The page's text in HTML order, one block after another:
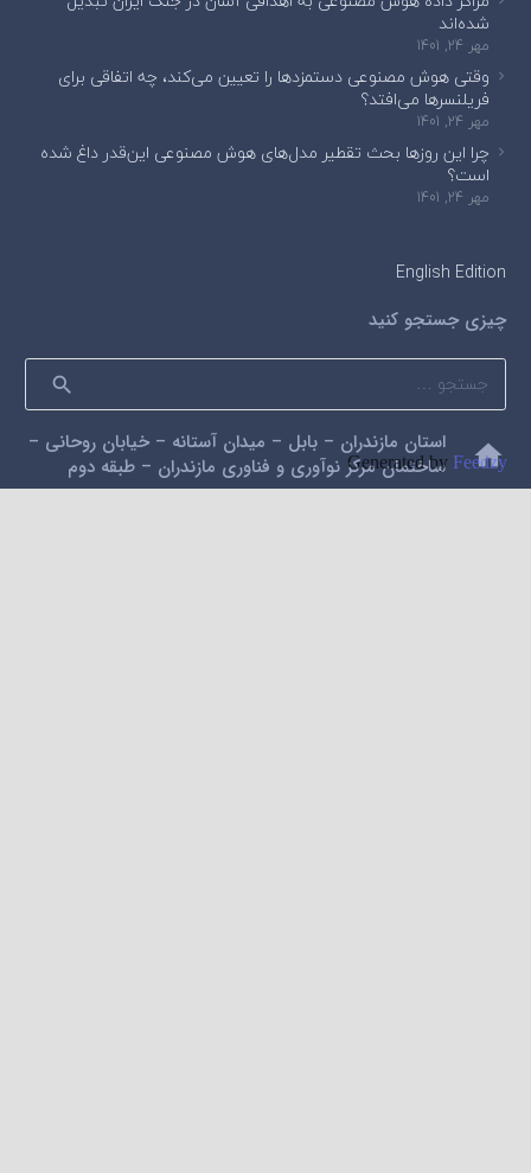
شده‌اند
مهر 24, 1401
وقتی هوش مصنوعی دستمزدها را تعیین می‌کند، چه اتفاقی برای
فریلنسرها می‌افتد؟
مهر 24, 1401
چرا این روزها بحث تقطیر مدل‌های هوش مصنوعی این‌قدر داغ شده
است؟
مهر 24, 1401
English Edition
چیزی جستجو کنید
جستجو
برای:
home
استان مازندران – بابل – میدان آستانه – خیابان روحانی –
ساختمان مرکز نوآوری و فناوری مازندران – طبقه دوم
Generated by Feedzy